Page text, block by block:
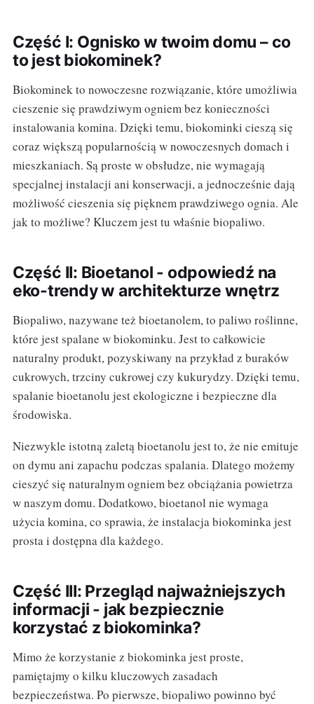
Część I: Ognisko w twoim domu – co
to jest biokominek?
Biokominek to nowoczesne rozwiązanie, które umożliwia
cieszenie się prawdziwym ogniem bez konieczności
instalowania komina. Dzięki temu, biokominki cieszą się
coraz większą popularnością w nowoczesnych domach i
mieszkaniach. Są proste w obsłudze, nie wymagają
specjalnej instalacji ani konserwacji, a jednocześnie dają
możliwość cieszenia się pięknem prawdziwego ognia. Ale
jak to możliwe? Kluczem jest tu właśnie biopaliwo.
Część II: Bioetanol - odpowiedź na
eko-trendy w architekturze wnętrz
Biopaliwo, nazywane też bioetanolem, to paliwo roślinne,
które jest spalane w biokominku. Jest to całkowicie
naturalny produkt, pozyskiwany na przykład z buraków
cukrowych, trzciny cukrowej czy kukurydzy. Dzięki temu,
spalanie bioetanolu jest ekologiczne i bezpieczne dla
środowiska.
Niezwykle istotną zaletą bioetanolu jest to, że nie emituje
on dymu ani zapachu podczas spalania. Dlatego możemy
cieszyć się naturalnym ogniem bez obciążania powietrza
w naszym domu. Dodatkowo, bioetanol nie wymaga
użycia komina, co sprawia, że instalacja biokominka jest
prosta i dostępna dla każdego.
Część III: Przegląd najważniejszych
informacji - jak bezpiecznie
korzystać z biokominka?
Mimo że korzystanie z biokominka jest proste,
pamiętajmy o kilku kluczowych zasadach
bezpieczeństwa. Po pierwsze, biopaliwo powinno być